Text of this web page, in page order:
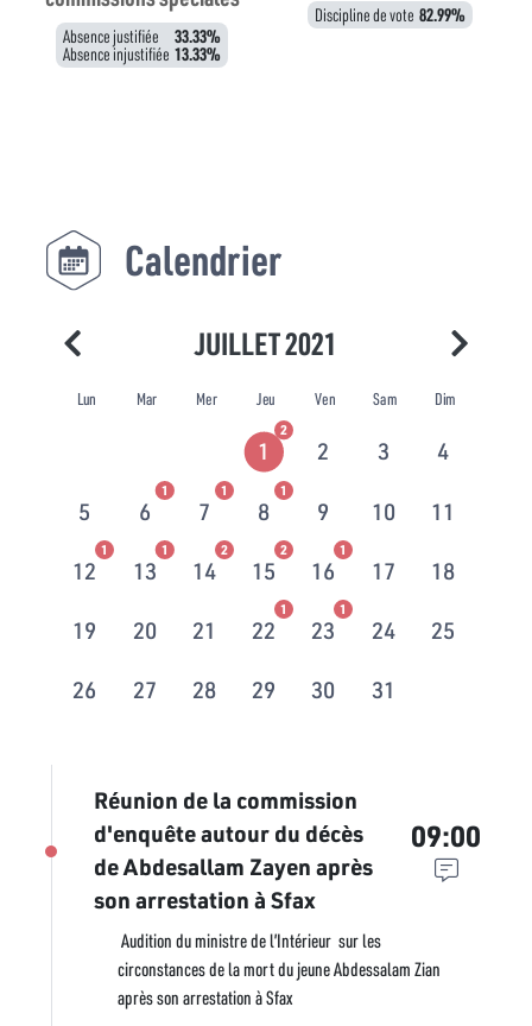
Absence justifiée 33.33%
Absence injustifiée 13.33%
Discipline de vote 82.99%
Calendrier
JUILLET 2021
Lun Mar Mer Jeu Ven Sam Dim
1
2
2 3 4
5 6
1
7
1
8
1
9 10 11
12
1
13
1
14
2
15
2
16
1
17 18
19 20 21 22
1
23
1
24 25
26 27 28 29 30 31
Réunion de la commission
d'enquête autour du décès
de Abdesallam Zayen après
son arrestation à Sfax
09:00
Audition du ministre de l’Intérieur sur les
circonstances de la mort du jeune Abdessalam Zian
après son arrestation à Sfax